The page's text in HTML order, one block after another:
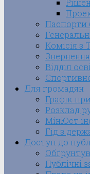
Комісія з
Звернення
Відділ
Для громадян
Графік
Розклад
МінЮст
Гід з
Доступ до
Публічні